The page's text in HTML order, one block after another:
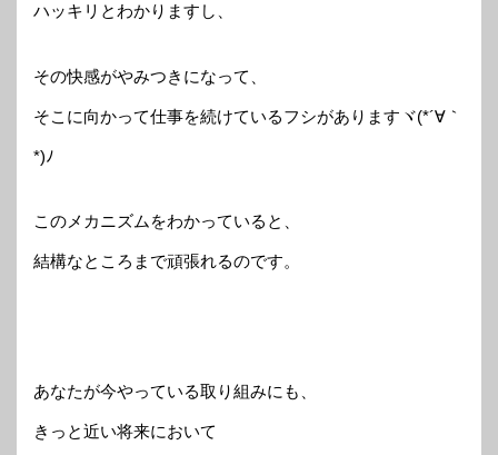
ハッキリとわかりますし、
その快感がやみつきになって、
そこに向かって仕事を続けているフシがありますヾ(*´∀｀
*)ﾉ
このメカニズムをわかっていると、
結構なところまで頑張れるのです。
あなたが今やっている取り組みにも、
きっと近い将来において